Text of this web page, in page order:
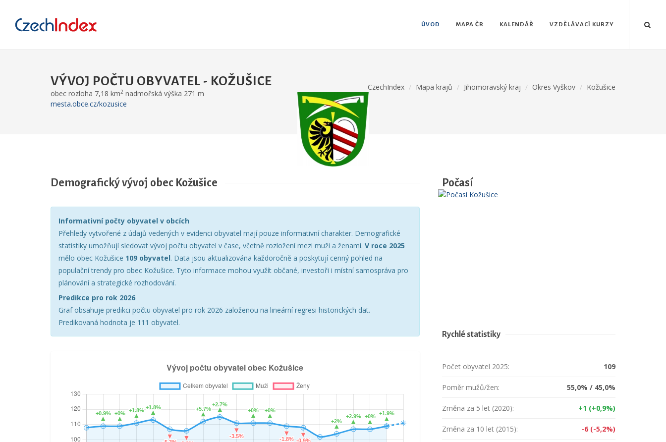
ÚVOD MAPA ČR KALENDÁŘ VZDĚLÁVACÍ KURZY
VÝVOJ POČTU OBYVATEL - KOŽUŠICE
obec rozloha 7,18 km2 nadmořská výška 271 m
mesta.obce.cz/kozusice
CzechIndex Mapa krajů Jihomoravský kraj Okres Vyškov Kožušice
Demografický vývoj obec Kožušice
Informativní počty obyvatel v obcích
Přehledy vytvořené z údajů vedených v evidenci obyvatel mají pouze informativní charakter. Demografické
statistiky umožňují sledovat vývoj počtu obyvatel v čase, včetně rozložení mezi muži a ženami. V roce 2025
mělo obec Kožušice 109 obyvatel. Data jsou aktualizována každoročně a poskytují cenný pohled na
populační trendy pro obec Kožušice. Tyto informace mohou využít občané, investoři i místní samospráva pro
plánování a strategické rozhodování.
Predikce pro rok 2026
Graf obsahuje predikci počtu obyvatel pro rok 2026 založenou na lineární regresi historických dat.
Predikovaná hodnota je 111 obyvatel.
Počasí
Rychlé statistiky
Počet obyvatel 2025: 109
Poměr mužů/žen: 55,0% / 45,0%
Změna za 5 let (2020): +1 (+0,9%)
Změna za 10 let (2015): -6 (-5,2%)